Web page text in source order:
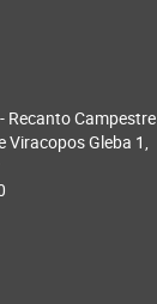
- Recanto Campestre
Viracopos Gleba 1,